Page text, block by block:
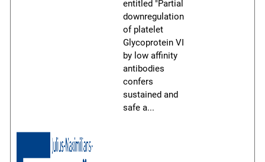
entitled "Partial
downregulation
of platelet
Glycoprotein VI
by low affinity
antibodies
confers
sustained and
safe a...